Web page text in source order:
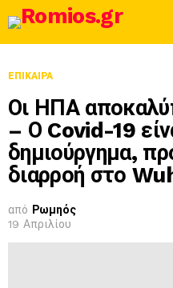
ΕΠΊΚΑΙΡΑ
Οι ΗΠΑ
– Ο Covid-19
δημιούργημα,
διαρροή στο
από Ρωμηός
19 Απριλίου